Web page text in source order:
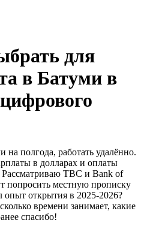
для
в Батуми в
полгода, работать удалённо.
в долларах и оплаты
TBC и Bank of
попросить местную прописку
открытия в 2025-2026?
времени занимает, какие
спасибо!